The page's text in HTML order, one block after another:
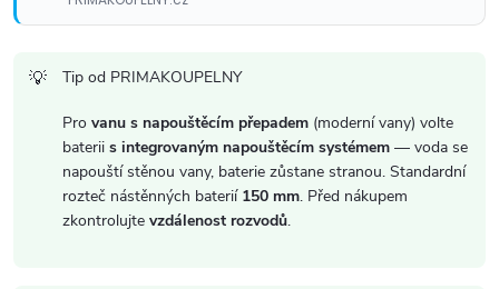
ý
Tip od PRIMAKOUPELNY
Pro vanu s napouštěcím přepadem (moderní vany) volte
baterii s integrovaným napouštěcím systémem — voda se
napouští stěnou vany, baterie zůstane stranou. Standardní
rozteč nástěnných baterií 150 mm. Před nákupem
zkontrolujte vzdálenost rozvodů.